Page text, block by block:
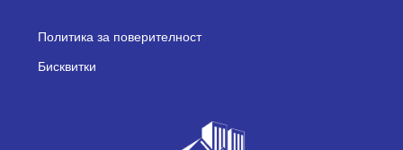
Политика за поверителност
Бисквитки